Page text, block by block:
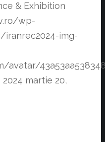
& Exhibition
wp-
img-
avatar/
2024 martie 20,